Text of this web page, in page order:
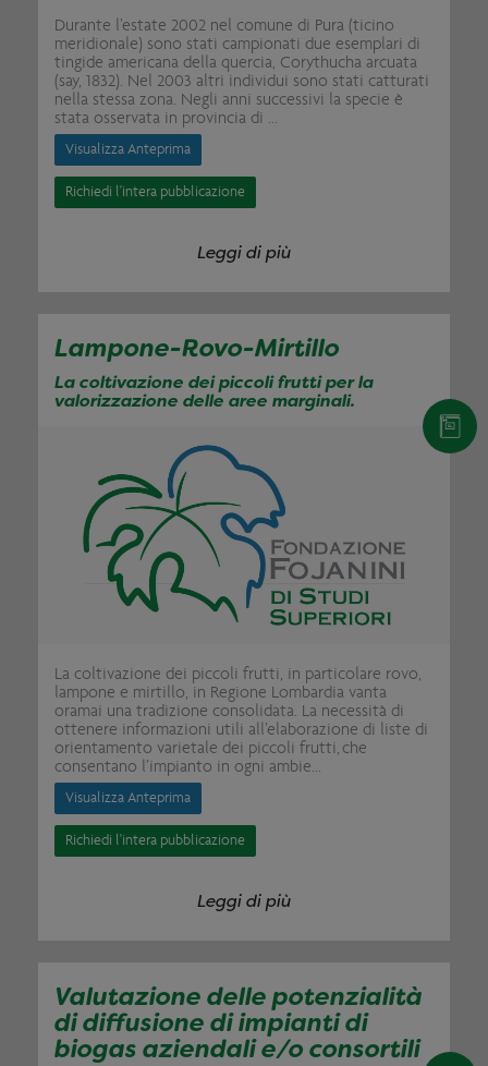
Durante l’estate 2002 nel comune di Pura (ticino
meridionale) sono stati campionati due esemplari di
tingide americana della quercia, Corythucha arcuata
(say, 1832). Nel 2003 altri individui sono stati catturati
nella stessa zona. Negli anni successivi la specie è
stata osservata in provincia di ...
Visualizza Anteprima
Richiedi l'intera pubblicazione
Leggi di più
Lampone-Rovo-Mirtillo
La coltivazione dei piccoli frutti per la
valorizzazione delle aree marginali.
La coltivazione dei piccoli frutti, in particolare rovo,
lampone e mirtillo, in Regione Lombardia vanta
oramai una tradizione consolidata. La necessità di
ottenere informazioni utili all’elaborazione di liste di
orientamento varietale dei piccoli frutti, che
consentano l’impianto in ogni ambie...
Visualizza Anteprima
Richiedi l'intera pubblicazione
Leggi di più
Valutazione delle potenzialità
di diffusione di impianti di
biogas aziendali e/o consortili